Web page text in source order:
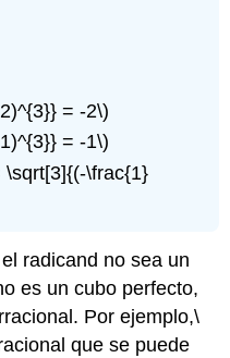
= -2\)
= -1\)
\frac{1}
radicand no sea un
es un cubo perfecto,
Por ejemplo,\
que se puede